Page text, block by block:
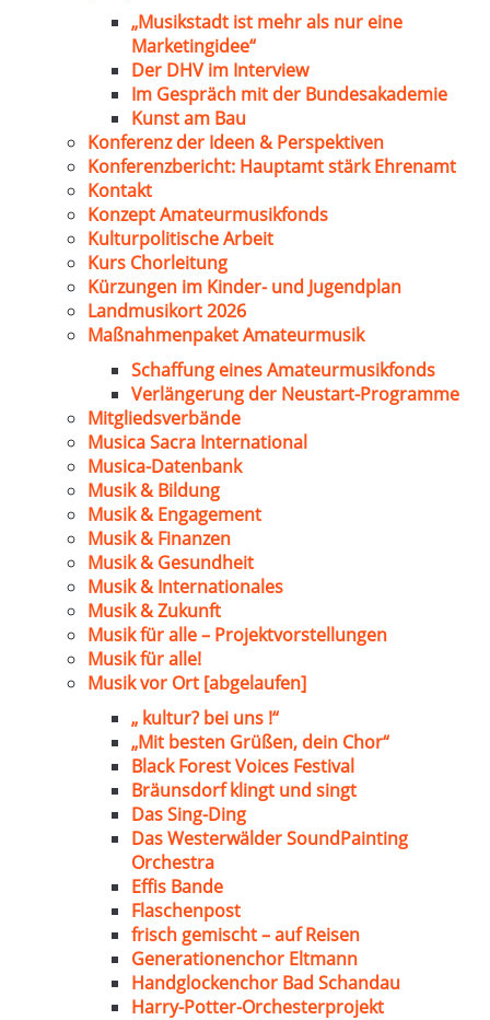
„Musikstadt ist mehr als nur eine
Marketingidee“
Der DHV im Interview
Im Gespräch mit der Bundesakademie
Kunst am Bau
Konferenz der Ideen & Perspektiven
Konferenzbericht: Hauptamt stärk Ehrenamt
Kontakt
Konzept Amateurmusikfonds
Kulturpolitische Arbeit
Kurs Chorleitung
Kürzungen im Kinder- und Jugendplan
Landmusikort 2026
Maßnahmenpaket Amateurmusik
Schaffung eines Amateurmusikfonds
Verlängerung der Neustart-Programme
Mitgliedsverbände
Musica Sacra International
Musica-Datenbank
Musik & Bildung
Musik & Engagement
Musik & Finanzen
Musik & Gesundheit
Musik & Internationales
Musik & Zukunft
Musik für alle – Projektvorstellungen
Musik für alle!
Musik vor Ort [abgelaufen]
„ kultur? bei uns !“
„Mit besten Grüßen, dein Chor“
Black Forest Voices Festival
Bräunsdorf klingt und singt
Das Sing-Ding
Das Westerwälder SoundPainting
Orchestra
Effis Bande
Flaschenpost
frisch gemischt – auf Reisen
Generationenchor Eltmann
Handglockenchor Bad Schandau
Harry-Potter-Orchesterprojekt